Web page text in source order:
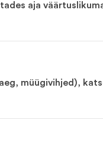
aja
müügivihjed),